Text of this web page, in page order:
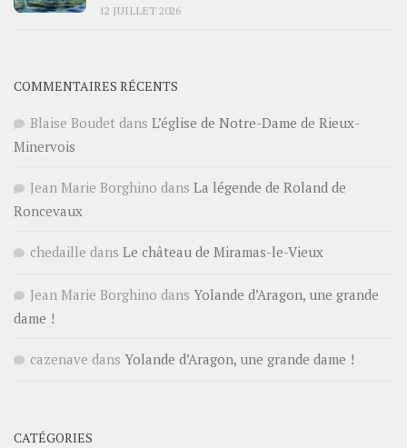
12 JUILLET 2026
COMMENTAIRES RÉCENTS
Blaise Boudet dans L’église de Notre-Dame de Rieux-
Minervois
Jean Marie Borghino dans La légende de Roland de
Roncevaux
chedaille dans Le château de Miramas-le-Vieux
Jean Marie Borghino dans Yolande d’Aragon, une grande
dame !
cazenave dans Yolande d’Aragon, une grande dame !
CATÉGORIES